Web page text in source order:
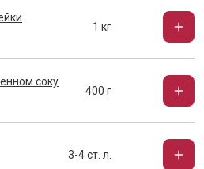
1 кг
соку
400 г
3-4 ст. л.